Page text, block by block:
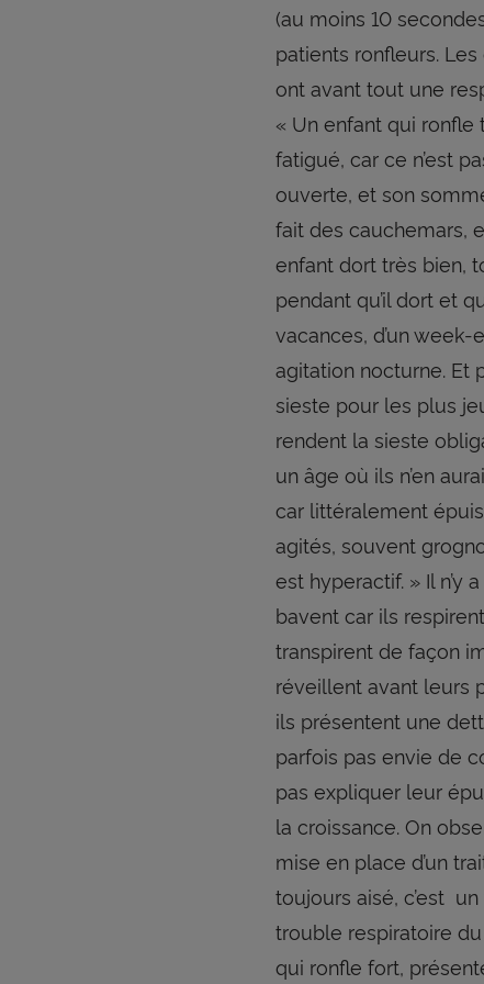
(au moins 10
patients ronfleurs.
ont avant tout une
« Un enfant qui ronfle
fatigué, car ce n’est
ouverte, et son
fait des cauchemars,
enfant dort très bien,
pendant qu’il dort et
vacances, d’un
agitation nocturne. Et
sieste pour les plus
rendent la sieste
un âge où ils n’en
car littéralement
agités, souvent
est hyperactif. » Il n’y
bavent car ils
transpirent de façon
réveillent avant leurs
ils présentent une
parfois pas envie de
pas expliquer leur
la croissance. On
mise en place d’un
toujours aisé, c’est
trouble respiratoire
qui ronfle fort,